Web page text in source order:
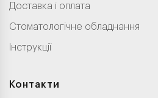
Доставка і оплата
Стоматологічне обладнання
Інструкції
Контакти